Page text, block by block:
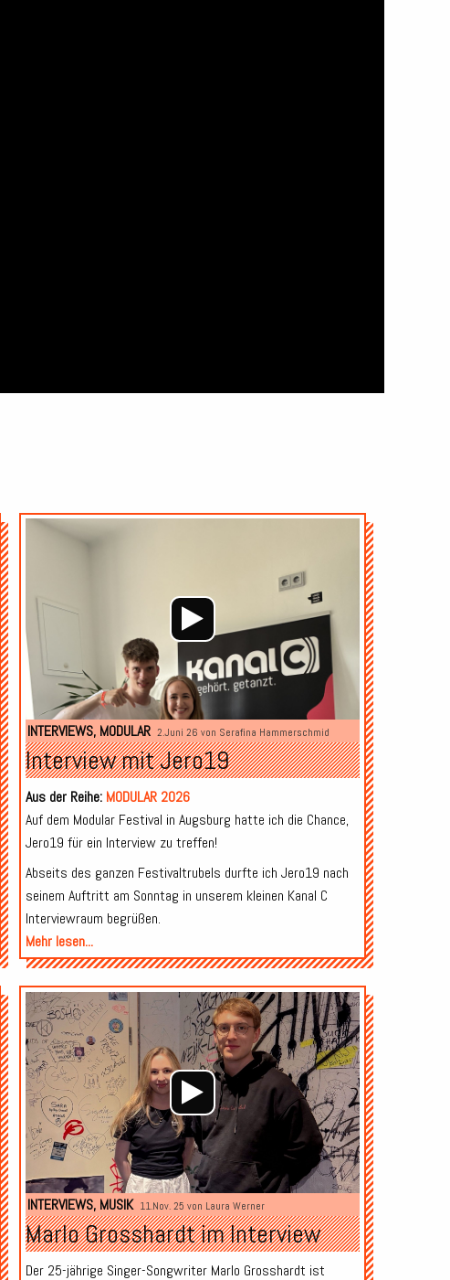
Audio-
Player
Audio-
Player
INTERVIEWS, MODULAR 2.Juni 26 von Serafina Hammerschmid
Interview mit Jero19
Aus der Reihe: MODULAR 2026
Auf dem Modular Festival in Augsburg hatte ich die Chance,
Jero19 für ein Interview zu treffen!
Abseits des ganzen Festivaltrubels durfte ich Jero19 nach
seinem Auftritt am Sonntag in unserem kleinen Kanal C
Interviewraum begrüßen.
Mehr lesen...
Audio-
Player
Audio-
Player
INTERVIEWS, MUSIK 11.Nov. 25 von Laura Werner
Marlo Grosshardt im Interview
Der 25-jährige Singer-Songwriter Marlo Grosshardt ist